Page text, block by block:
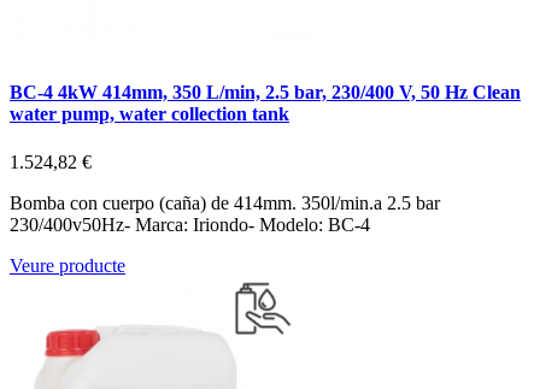
BC-4 4kW 414mm, 350 L/min, 2.5 bar, 230/400 V, 50 Hz Clean
water pump, water collection tank
1.524,82 €
Bomba con cuerpo (caña) de 414mm. 350l/min.a 2.5 bar
230/400v50Hz- Marca: Iriondo- Modelo: BC-4
Veure producte